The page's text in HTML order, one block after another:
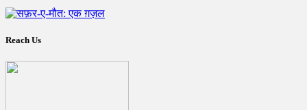
Reach Us